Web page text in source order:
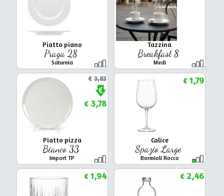
Piatto piano
Praga 28
Saturnia
Tazzina
Breakfast 8
Medi
Piatto pizza
Bianco 33
Import TP
€3,83
€3,78
Calice
Spazio Large
Bormioli Rocco
€1,79
€1,94 €2,46